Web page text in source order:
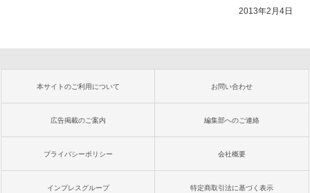
2013年2月4日
本サイトのご利用について お問い合わせ
広告掲載のご案内 編集部へのご連絡
プライバシーポリシー 会社概要
インプレスグループ 特定商取引法に基づく表示